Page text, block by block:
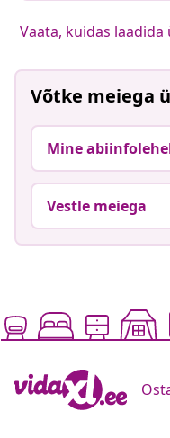
Vaata, kuidas laadida
Võtke meiega
Mine
Vestle meiega